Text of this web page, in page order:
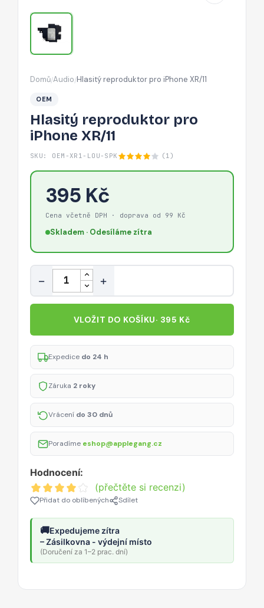
Domů/Audio/Hlasitý reproduktor pro iPhone XR/11
OEM
Hlasitý reproduktor pro
iPhone XR/11
SKU: OEM-XR1-LOU-SPK (1)
395 Kč
Cena včetně DPH · doprava od 99 Kč
Skladem · Odesíláme zítra
Množství
− +
VLOŽIT DO KOŠÍKU· 395 Kč
Expedice do 24 h
Záruka 2 roky
Vrácení do 30 dnů
Poradíme eshop@applegang.cz
Hodnocení:
(přečtěte si recenzi)
Přidat do oblíbených Sdílet
🚚Expedujeme zítra
– Zásilkovna - výdejní místo
(Doručení za 1–2 prac. dní)